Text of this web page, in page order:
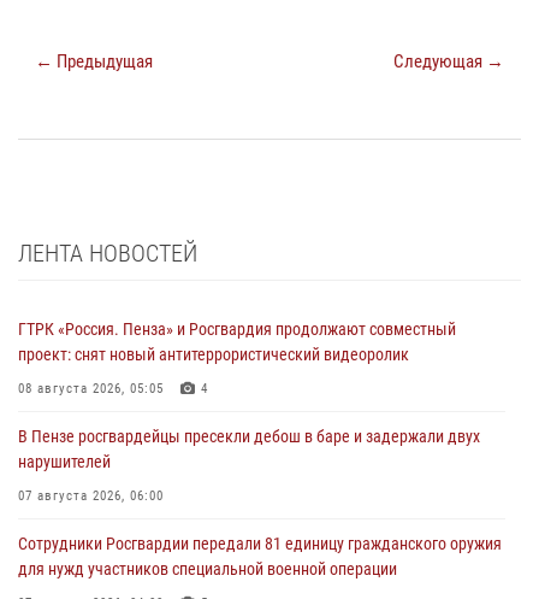
← Предыдущая Следующая →
ЛЕНТА НОВОСТЕЙ
ГТРК «Россия. Пенза» и Росгвардия продолжают совместный
проект: снят новый антитеррористический видеоролик
08 августа 2026, 05:05 4
В Пензе росгвардейцы пресекли дебош в баре и задержали двух
нарушителей
07 августа 2026, 06:00
Сотрудники Росгвардии передали 81 единицу гражданского оружия
для нужд участников специальной военной операции